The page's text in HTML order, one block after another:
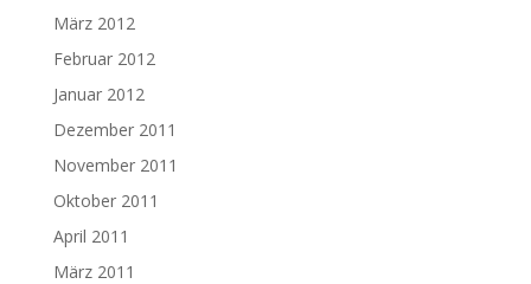
März 2012
Februar 2012
Januar 2012
Dezember 2011
November 2011
Oktober 2011
April 2011
März 2011